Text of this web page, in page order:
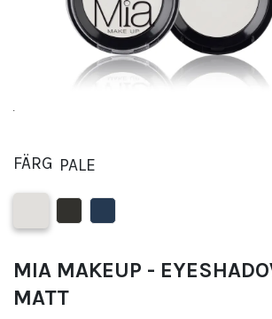
FÄRG PALE
MIA MAKEUP -
MATT